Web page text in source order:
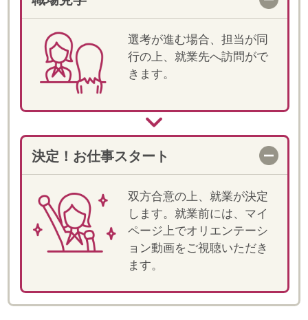
就業していただきたいと思っております。
皆様のご活躍が、しゅふの雇用を増やす一
歩ともなりますので、どうぞ宜しくお願い
いたします。
利用規約・ 個人情報の取扱いに